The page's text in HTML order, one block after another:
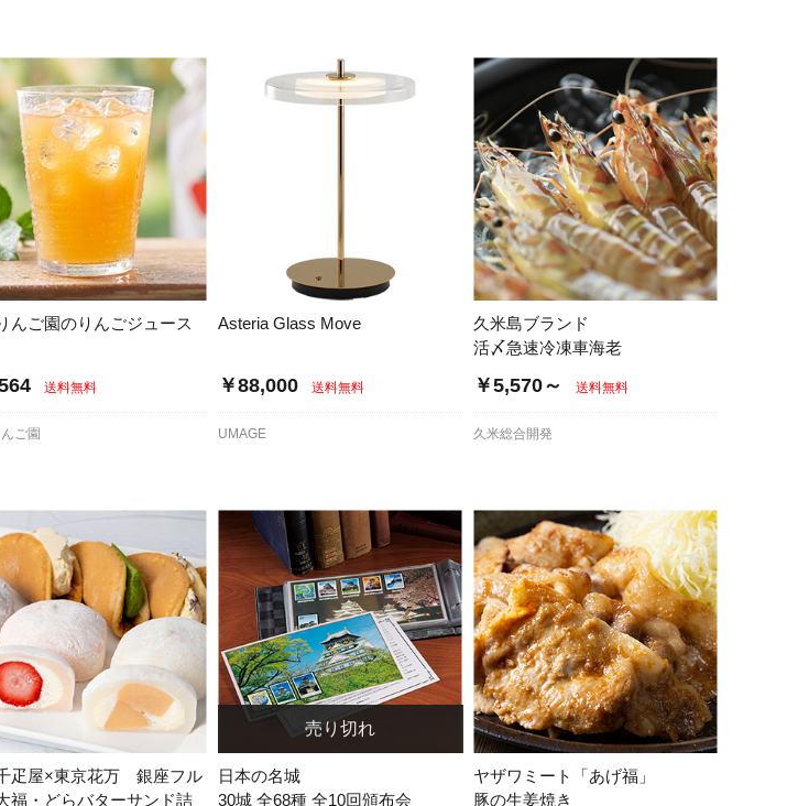
んご園のりんごジュース
送料無料
ご園
Asteria Glass Move
￥88,000 送料無料
UMAGE
久米島ブランド
活〆急速冷凍車海老
￥5,570～ 送料無料
久米総合開発
疋屋×東京花万 銀座フル
福・どらバターサンド詰
日本の名城
30城 全68種 全10回頒布会
ヤザワミート「あげ福」
豚の生姜焼き